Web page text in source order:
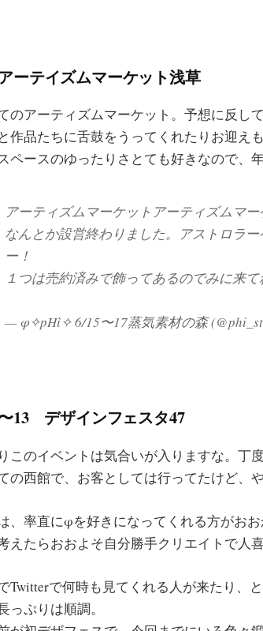
ーテイズムマーケット浅草
のアーティズムマーケット。予想に反し
作品たちに舌鼓をうってくれたりお迎え
ペースのゆったりさとても好きなので、
アーティズムマーケットアーティズムマ
なんとか設営終わりました。アストロラ
ー！
１つは売約済みで飾ってあるのでみに来て
— φ✧pHì✧ 6/15〜17蒸気素材の森
13 デザインフェスタ47
このイベントは気合いが入りますな。丁
の西館で、お客としては行ってたけど、
、率直にφを好きになってくれる方がおお
えたらおおよそ自分勝手クリエイトで人
Twitterで何時も見てくれる人が来たり、
っぷりは順調。